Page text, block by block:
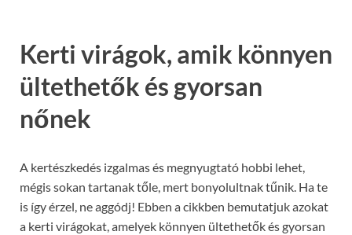
Kerti virágok, amik könnyen
ültethetők és gyorsan
nőnek
A kertészkedés izgalmas és megnyugtató hobbi lehet,
mégis sokan tartanak tőle, mert bonyolultnak tűnik. Ha te
is így érzel, ne aggódj! Ebben a cikkben bemutatjuk azokat
a kerti virágokat, amelyek könnyen ültethetők és gyorsan